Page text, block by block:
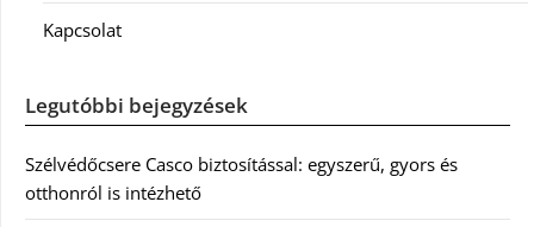
Kapcsolat
Legutóbbi bejegyzések
Szélvédőcsere Casco biztosítással: egyszerű, gyors és
otthonról is intézhető